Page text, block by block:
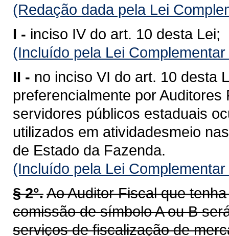
(Redação dada pela Lei
I - inciso IV do art. 10 desta Lei;
(Incluído pela Lei
II - no inciso VI do art. 10 desta
preferencialmente por
servidores públicos estaduais
utilizados em atividadesmeio
de Estado da Fazenda.
(Incluído pela Lei
§ 2°.Ao Auditor Fiscal que
comissão de símbolo A ou B
serviços de fiscalização de